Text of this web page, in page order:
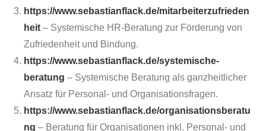
https://www.sebastianflack.de/mitarbeiterzufrieden
heit – Systemische HR-Beratung zur Förderung von
Zufriedenheit und Bindung.
https://www.sebastianflack.de/systemische-
beratung – Systemische Beratung als ganzheitlicher
Ansatz für Personal- und Organisationsfragen.
https://www.sebastianflack.de/organisationsberatu
ng – Beratung für Organisationen inkl. Personal- und